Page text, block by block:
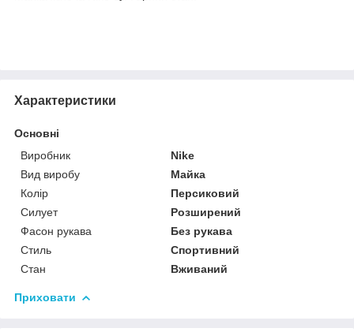
Характеристики
Основні
Виробник
Nike
Вид виробу
Майка
Колір
Персиковий
Силует
Розширений
Фасон рукава
Без рукава
Стиль
Спортивний
Стан
Вживаний
Приховати